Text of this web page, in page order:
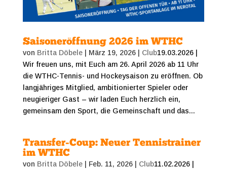
Saisoneröffnung 2026 im WTHC
von Britta Döbele| März 19, 2026| Club19.03.2026 |
Wir freuen uns, mit Euch am 26. April 2026 ab 11 Uhr
die WTHC-Tennis- und Hockeysaison zu eröffnen. Ob
langjähriges Mitglied, ambitionierter Spieler oder
neugieriger Gast – wir laden Euch herzlich ein,
gemeinsam den Sport, die Gemeinschaft und das...
Transfer-Coup: Neuer Tennistrainer
im WTHC
von Britta Döbele| Feb. 11, 2026| Club11.02.2026 |